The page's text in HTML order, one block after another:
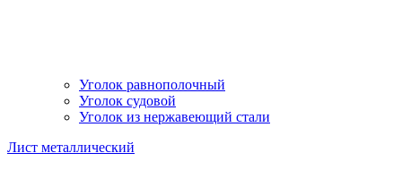
Уголок равнополочный
Уголок судовой
Уголок из нержавеющий стали
Лист металлический